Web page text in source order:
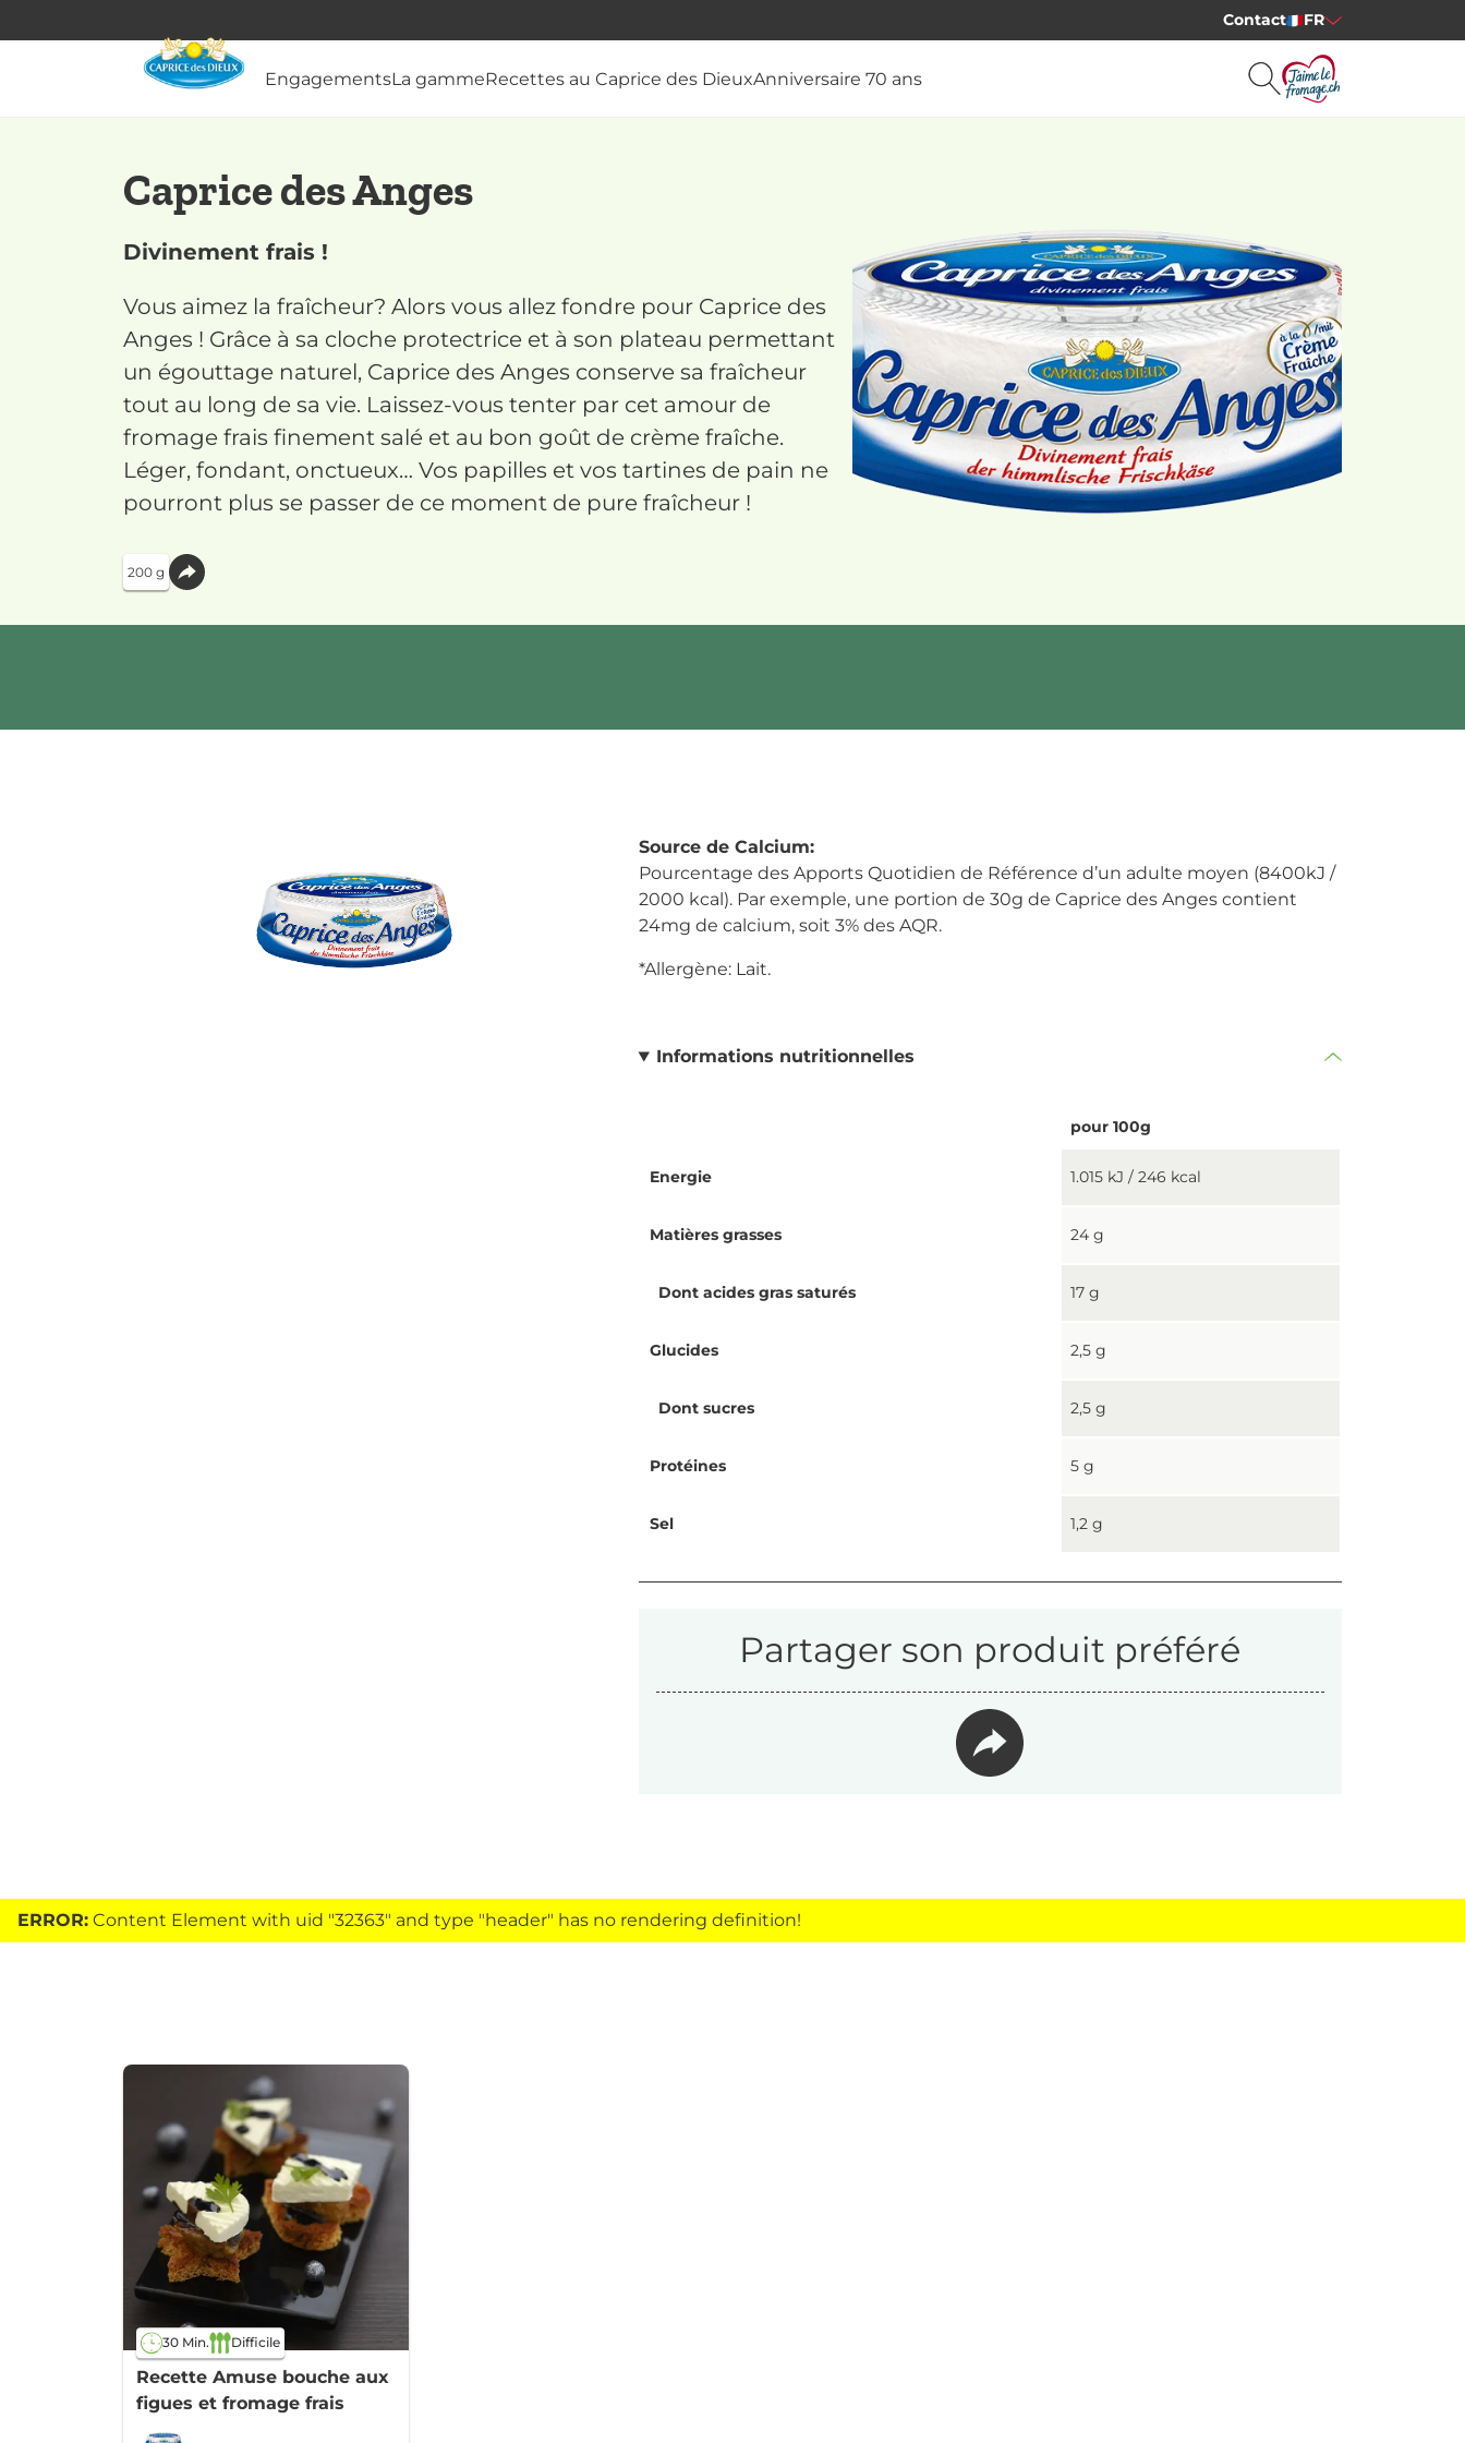
Contact FR
EngagementsLa gammeRecettes au Caprice des DieuxAnniversaire 70 ans
Caprice des Anges
Divinement frais !
Vous aimez la fraîcheur? Alors vous allez fondre pour Caprice des
Anges ! Grâce à sa cloche protectrice et à son plateau permettant
un égouttage naturel, Caprice des Anges conserve sa fraîcheur
tout au long de sa vie. Laissez-vous tenter par cet amour de
fromage frais finement salé et au bon goût de crème fraîche.
Léger, fondant, onctueux… Vos papilles et vos tartines de pain ne
pourront plus se passer de ce moment de pure fraîcheur !
200 g
Source de Calcium:
Pourcentage des Apports Quotidien de Référence d’un adulte moyen (8400kJ /
2000 kcal). Par exemple, une portion de 30g de Caprice des Anges contient
24mg de calcium, soit 3% des AQR.
*Allergène: Lait.
Informations nutritionnelles
pour 100g
Energie 1.015 kJ / 246 kcal
Matières grasses 24 g
Dont acides gras saturés 17 g
Glucides 2,5 g
Dont sucres 2,5 g
Protéines 5 g
Sel 1,2 g
Partager son produit préféré
ERROR: Content Element with uid "32363" and type "header" has no rendering definition!
30 Min. Difficile
Recette Amuse bouche aux
figues et fromage frais